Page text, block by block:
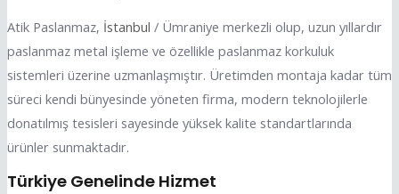
Atik Paslanmaz, İstanbul / Ümraniye merkezli olup, uzun yıllardır
paslanmaz metal işleme ve özellikle paslanmaz korkuluk
sistemleri üzerine uzmanlaşmıştır. Üretimden montaja kadar tüm
süreci kendi bünyesinde yöneten firma, modern teknolojilerle
donatılmış tesisleri sayesinde yüksek kalite standartlarında
ürünler sunmaktadır.
Türkiye Genelinde Hizmet